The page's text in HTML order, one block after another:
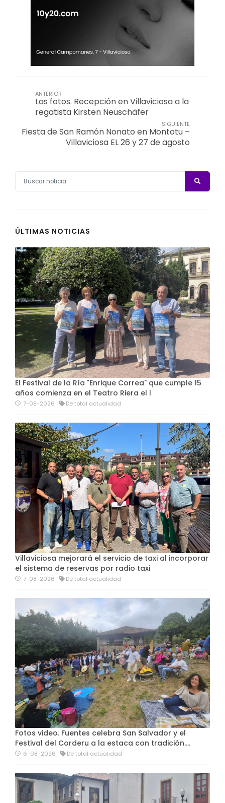
ANTERIOR
Las fotos. Recepción en Villaviciosa a la
regatista Kirsten Neuschäfer
SIGUIENTE
Fiesta de San Ramón Nonato en Montotu –
Villaviciosa EL 26 y 27 de agosto
ÚLTIMAS NOTICIAS
El Festival de la Ría "Enrique Correa" que cumple 15
años comienza en el Teatro Riera el l
7-08-2026 De total actualidad
Villaviciosa mejorará el servicio de taxi al incorporar
el sistema de reservas por radio taxi
7-08-2026 De total actualidad
Fotos video. Fuentes celebra San Salvador y el
Festival del Corderu a la estaca con tradición....
6-08-2026 De total actualidad